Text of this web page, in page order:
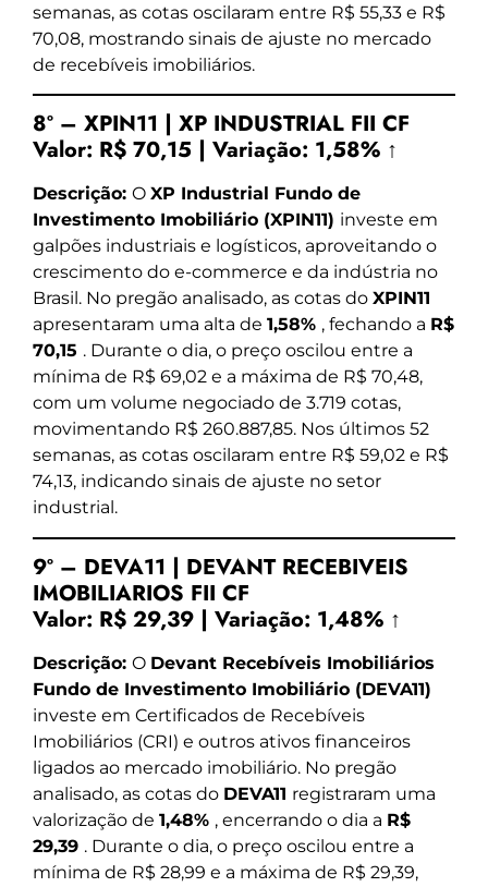
semanas, as cotas oscilaram entre R$ 55,33 e R$
70,08, mostrando sinais de ajuste no mercado
de recebíveis imobiliários.
8º – XPIN11 | XP INDUSTRIAL FII CF
Valor: R$ 70,15 | Variação: 1,58% ↑
Descrição: O XP Industrial Fundo de
Investimento Imobiliário (XPIN11) investe em
galpões industriais e logísticos, aproveitando o
crescimento do e-commerce e da indústria no
Brasil. No pregão analisado, as cotas do XPIN11
apresentaram uma alta de 1,58% , fechando a R$
70,15 . Durante o dia, o preço oscilou entre a
mínima de R$ 69,02 e a máxima de R$ 70,48,
com um volume negociado de 3.719 cotas,
movimentando R$ 260.887,85. Nos últimos 52
semanas, as cotas oscilaram entre R$ 59,02 e R$
74,13, indicando sinais de ajuste no setor
industrial.
9º – DEVA11 | DEVANT RECEBIVEIS
IMOBILIARIOS FII CF
Valor: R$ 29,39 | Variação: 1,48% ↑
Descrição: O Devant Recebíveis Imobiliários
Fundo de Investimento Imobiliário (DEVA11)
investe em Certificados de Recebíveis
Imobiliários (CRI) e outros ativos financeiros
ligados ao mercado imobiliário. No pregão
analisado, as cotas do DEVA11 registraram uma
valorização de 1,48% , encerrando o dia a R$
29,39 . Durante o dia, o preço oscilou entre a
mínima de R$ 28,99 e a máxima de R$ 29,39,